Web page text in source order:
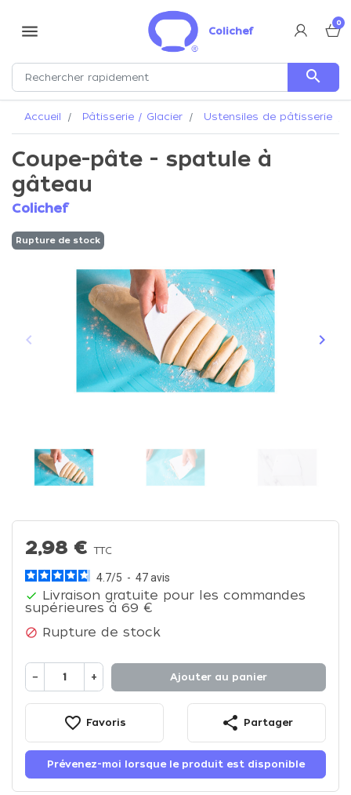
menu Colichef
0
search
Accueil Pâtisserie / Glacier Ustensiles de pâtisserie
Coupe-pâte - spatule à
gâteau
Colichef
Rupture de stock
Précédent
keyboard_arrow_left keyboard_arrow_right
2,98 €TTC
4.7/5 - 47avis
 Livraison gratuite pour les commandes
supérieures à 69 €
 Rupture de stock
− + Ajouter au panier
favorite_border Favoris share Partager
Prévenez-moi lorsque le produit est disponible